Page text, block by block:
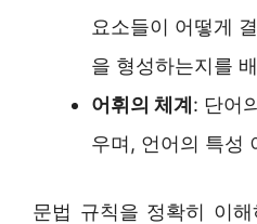
요소들이 어떻게
을 형성하는지를
어휘의 체계: 단어
우며, 언어의 특성
문법 규칙을 정확히 이